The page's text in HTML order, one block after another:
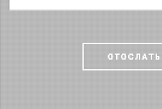
ОТОСЛАТЬ